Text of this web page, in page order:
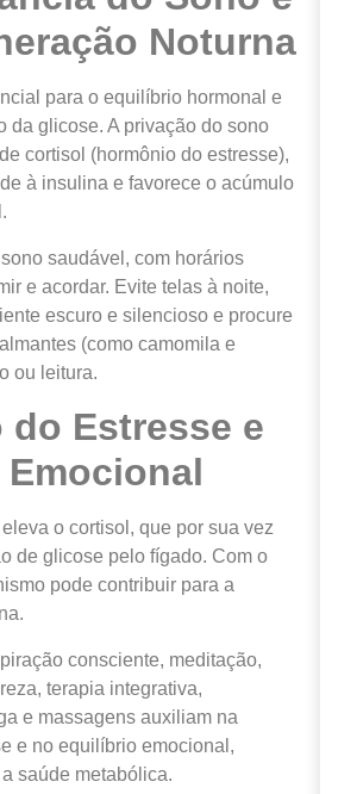
Noturna
para o equilíbrio hormonal e
da glicose. A privação do sono
cortisol (hormônio do estresse),
à insulina e favorece o acúmulo
saudável, com horários
e acordar. Evite telas à noite,
escuro e silencioso e procure
(como camomila e
ou leitura.
do Estresse e
o cortisol, que por sua vez
de glicose pelo fígado. Com o
pode contribuir para a
consciente, meditação,
terapia integrativa,
e massagens auxiliam na
e no equilíbrio emocional,
saúde metabólica.